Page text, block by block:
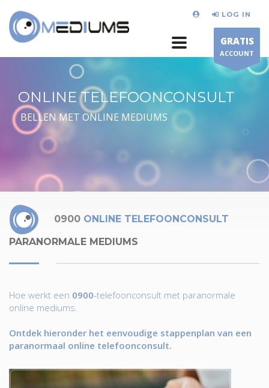
LOG IN
GRATIS
ACCOUNT
ONLINE TELEFOONCONSULT
BELLEN MET ONLINE MEDIUMS
0900 ONLINE TELEFOONCONSULT
PARANORMALE MEDIUMS
Hoe werkt een 0900-telefoonconsult met paranormale
online mediums.
Ontdek hieronder het eenvoudige stappenplan van een
paranormaal online telefoonconsult.